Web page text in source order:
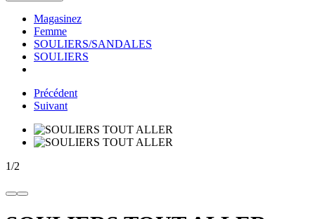
Magasinez
Femme
SOULIERS/SANDALES
SOULIERS
Précédent
Suivant
1/2